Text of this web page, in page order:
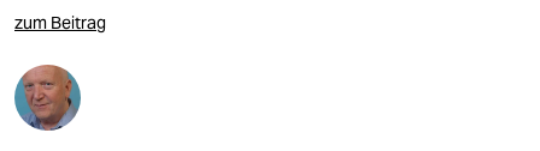
zum Beitrag